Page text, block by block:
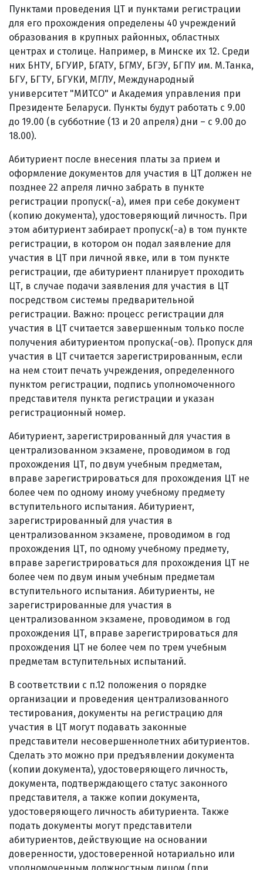
Пунктами проведения ЦТ и пунктами регистрации
для его прохождения определены 40 учреждений
образования в крупных районных, областных
центрах и столице. Например, в Минске их 12. Среди
них БНТУ, БГУИР, БГАТУ, БГМУ, БГЭУ, БГПУ им. М.Танка,
БГУ, БГТУ, БГУКИ, МГЛУ, Международный
университет "МИТСО" и Академия управления при
Президенте Беларуси. Пункты будут работать с 9.00
до 19.00 (в субботние (13 и 20 апреля) дни – с 9.00 до
18.00).
Абитуриент после внесения платы за прием и
оформление документов для участия в ЦТ должен не
позднее 22 апреля лично забрать в пункте
регистрации пропуск(-а), имея при себе документ
(копию документа), удостоверяющий личность. При
этом абитуриент забирает пропуск(-а) в том пункте
регистрации, в котором он подал заявление для
участия в ЦТ при личной явке, или в том пункте
регистрации, где абитуриент планирует проходить
ЦТ, в случае подачи заявления для участия в ЦТ
посредством системы предварительной
регистрации. Важно: процесс регистрации для
участия в ЦТ считается завершенным только после
получения абитуриентом пропуска(-ов). Пропуск для
участия в ЦТ считается зарегистрированным, если
на нем стоит печать учреждения, определенного
пунктом регистрации, подпись уполномоченного
представителя пункта регистрации и указан
регистрационный номер.
Абитуриент, зарегистрированный для участия в
централизованном экзамене, проводимом в год
прохождения ЦТ, по двум учебным предметам,
вправе зарегистрироваться для прохождения ЦТ не
более чем по одному иному учебному предмету
вступительного испытания. Абитуриент,
зарегистрированный для участия в
централизованном экзамене, проводимом в год
прохождения ЦТ, по одному учебному предмету,
вправе зарегистрироваться для прохождения ЦТ не
более чем по двум иным учебным предметам
вступительного испытания. Абитуриенты, не
зарегистрированные для участия в
централизованном экзамене, проводимом в год
прохождения ЦТ, вправе зарегистрироваться для
прохождения ЦТ не более чем по трем учебным
предметам вступительных испытаний.
В соответствии с п.12 положения о порядке
организации и проведения централизованного
тестирования, документы на регистрацию для
участия в ЦТ могут подавать законные
представители несовершеннолетних абитуриентов.
Сделать это можно при предъявлении документа
(копии документа), удостоверяющего личность,
документа, подтверждающего статус законного
представителя, а также копии документа,
удостоверяющего личность абитуриента. Также
подать документы могут представители
абитуриентов, действующие на основании
доверенности, удостоверенной нотариально или
уполномоченным должностным лицом (при